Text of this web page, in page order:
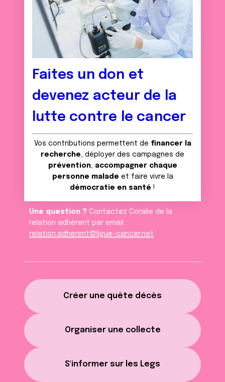
Créer une quête décès
Organiser une collecte
S'informer sur les Legs
Faites un don et
devenez acteur de la
lutte contre le cancer
Vos contributions permettent de financer la
recherche, déployer des campagnes de
prévention, accompagner chaque
personne malade et faire vivre la
démocratie en santé !
Une question ? Contactez Coralie de la
relation adhèrent par email :
relation.adherent@ligue-cancer.net